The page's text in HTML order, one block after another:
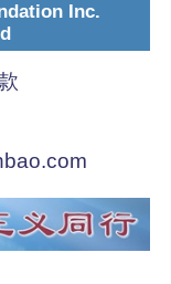
Inc.